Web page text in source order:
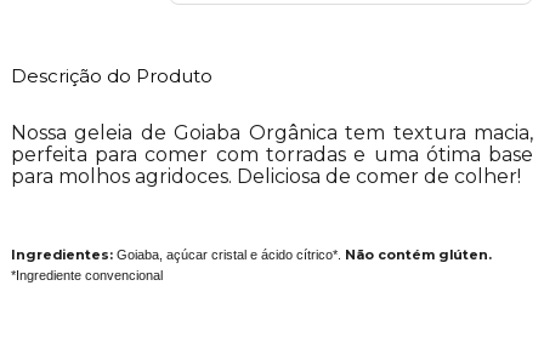
Descrição do Produto
Nossa geleia de Goiaba Orgânica tem textura macia,
perfeita para comer com torradas e uma ótima base
para molhos agridoces. Deliciosa de comer de colher!
Ingredientes: Goiaba, açúcar cristal e ácido cítrico*. Não contém glúten.
*Ingrediente convencional